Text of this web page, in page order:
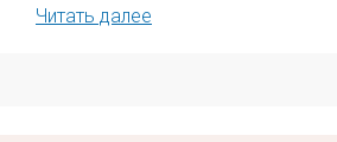
Читать далее